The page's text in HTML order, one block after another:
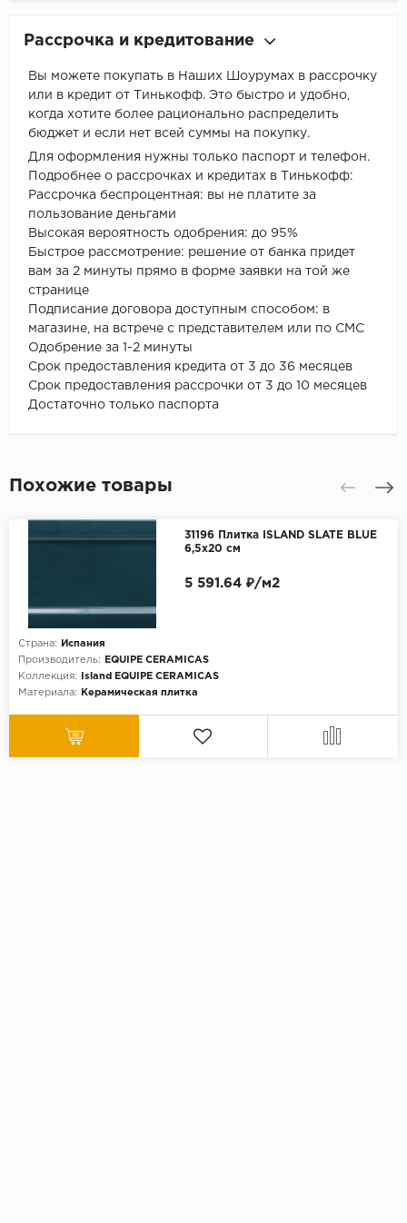
Рассрочка и кредитование
Вы можете покупать в Наших Шоурумах в рассрочку
или в кредит от Тинькофф. Это быстро и удобно,
когда хотите более рационально распределить
бюджет и если нет всей суммы на покупку.
Для оформления нужны только паспорт и телефон.
Подробнее о рассрочках и кредитах в Тинькофф:
Рассрочка беспроцентная: вы не платите за
пользование деньгами
Высокая вероятность одобрения: до 95%
Быстрое рассмотрение: решение от банка придет
вам за 2 минуты прямо в форме заявки на той же
странице
Подписание договора доступным способом: в
магазине, на встрече с представителем или по СМС
Одобрение за 1-2 минуты
Срок предоставления кредита от 3 до 36 месяцев
Срок предоставления рассрочки от 3 до 10 месяцев
Достаточно только паспорта
Похожие товары
31196 Плитка ISLAND SLATE BLUE
6,5x20 см
Страна:
Испания
Производитель:
EQUIPE CERAMICAS
Коллекция:
Island EQUIPE CERAMICAS
Материала:
Керамическая плитка
5 591.64 ₽/м2